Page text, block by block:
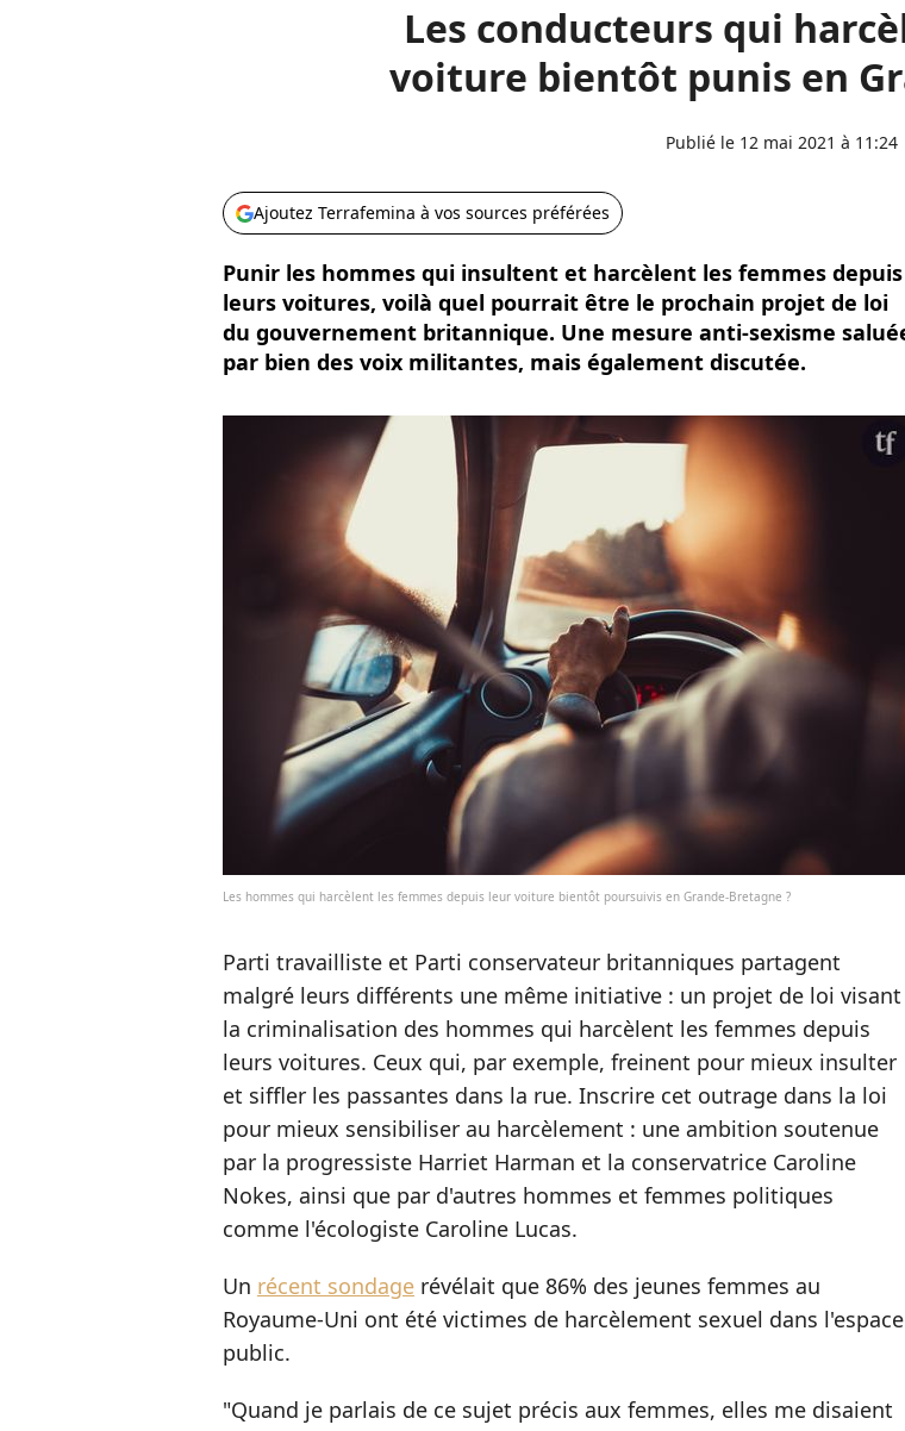
Les conducteurs qui
voiture bientôt punis en
Publié le 12 mai 2021 à 11:24
Ajoutez Terrafemina à vos sources préférées
Punir les hommes qui insultent et harcèlent les femmes depuis
leurs voitures, voilà quel pourrait être le prochain projet de loi
du gouvernement britannique. Une mesure anti-sexisme
par bien des voix militantes, mais également discutée.
Les hommes qui harcèlent les femmes depuis leur voiture bientôt poursuivis en Grande-Bretagne ?
Parti travailliste et Parti conservateur britanniques partagent
malgré leurs différents une même initiative : un projet de loi visant
la criminalisation des hommes qui harcèlent les femmes depuis
leurs voitures. Ceux qui, par exemple, freinent pour mieux insulter
et siffler les passantes dans la rue. Inscrire cet outrage dans la loi
pour mieux sensibiliser au harcèlement : une ambition soutenue
par la progressiste Harriet Harman et la conservatrice Caroline
Nokes, ainsi que par d'autres hommes et femmes politiques
comme l'écologiste Caroline Lucas.
Un récent sondage révélait que 86% des jeunes femmes au
Royaume-Uni ont été victimes de harcèlement sexuel dans l'espace
public.
"Quand je parlais de ce sujet précis aux femmes, elles me disaient